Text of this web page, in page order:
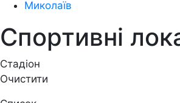
Миколаїв
Спортивні
Стадіон
Очистити